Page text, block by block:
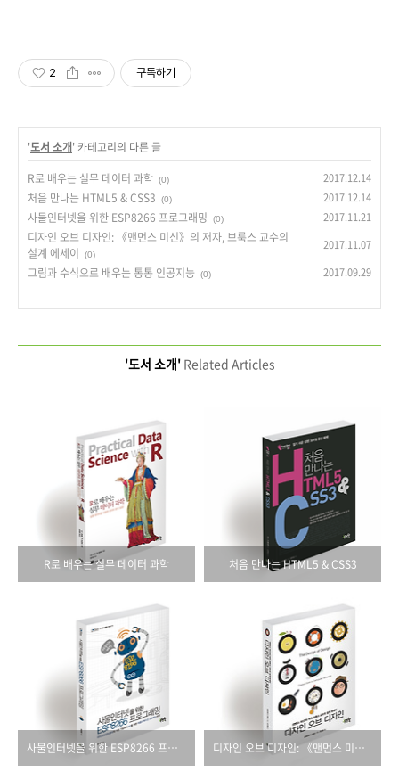
2 구독하기
'도서 소개' 카테고리의 다른 글
R로 배우는 실무 데이터 과학 (0) 2017.12.14
처음 만나는 HTML5 & CSS3 (0) 2017.12.14
사물인터넷을 위한 ESP8266 프로그래밍 (0) 2017.11.21
디자인 오브 디자인: 《맨먼스 미신》의 저자, 브룩스 교수의
설계 에세이
(0)
2017.11.07
그림과 수식으로 배우는 통통 인공지능 (0) 2017.09.29
'도서 소개'Related Articles
R로 배우는 실무 데이터 과학 처음 만나는 HTML5 & CSS3
사물인터넷을 위한 ESP8266 프로그래밍 디자인 오브 디자인: 《맨먼스 미신》의 저자, 브룩스 교수의 설계 에세이